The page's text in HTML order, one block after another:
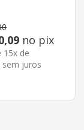
,09 no pix
15x de
sem juros